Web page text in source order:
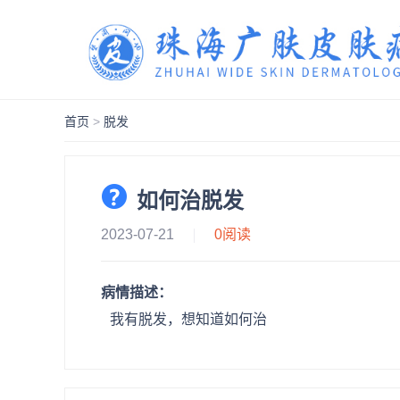
首页 > 脱发
如何治脱发
2023-07-21 0阅读
病情描述：
我有脱发，想知道如何治